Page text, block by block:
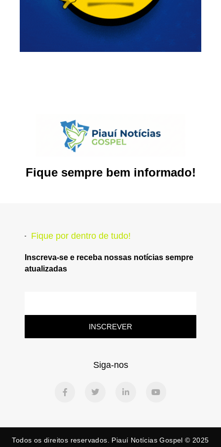
Fique sempre bem informado!
Fique por dentro de tudo!
Inscreva-se e receba nossas notícias sempre
atualizadas
INSCREVER
Siga-nos
Todos os direitos reservados. Piauí Notícias Gospel © 2025